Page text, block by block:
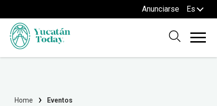
Anunciarse Es
Home Eventos